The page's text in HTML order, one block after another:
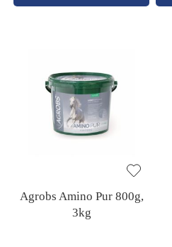
Agrobs Amino Pur 800g,
3kg